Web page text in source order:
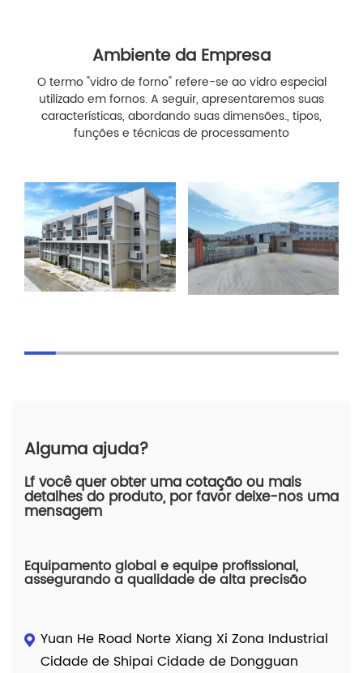
Ambiente da Empresa
O termo "vidro de forno" refere-se ao vidro especial
utilizado em fornos. A seguir, apresentaremos suas
características, abordando suas dimensões., tipos,
funções e técnicas de processamento
Alguma ajuda?
Lf você quer obter uma cotação ou mais
detalhes do produto, por favor deixe-nos uma
mensagem
Equipamento global e equipe profissional,
assegurando a qualidade de alta precisão
Yuan He Road Norte Xiang Xi Zona Industrial
Cidade de Shipai Cidade de Dongguan